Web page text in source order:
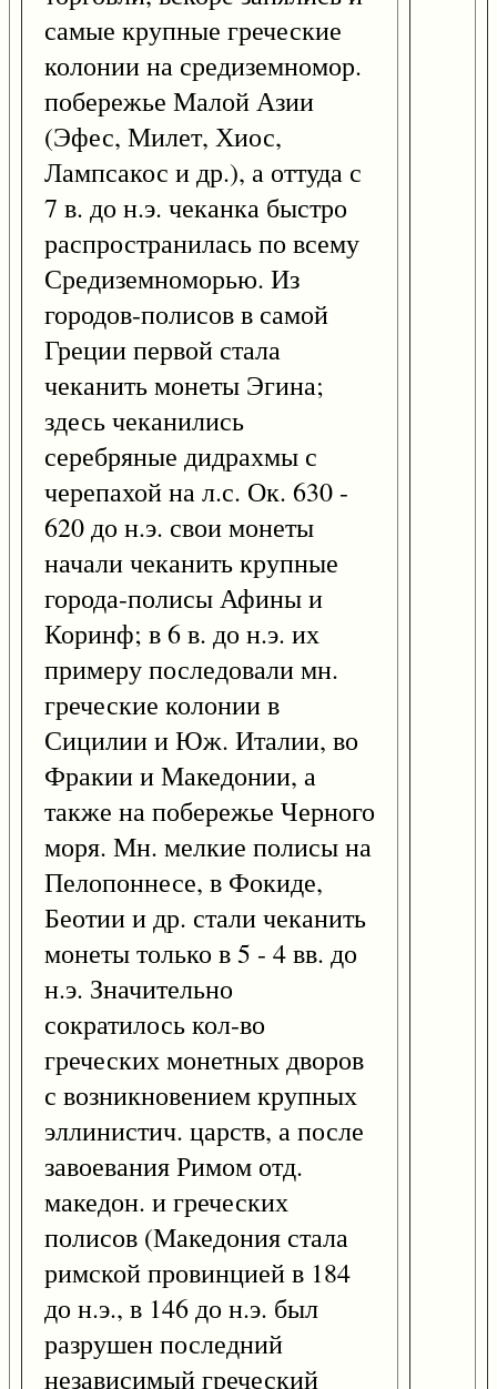
самые крупные греческие
колонии на средиземномор.
побережье Малой Азии
(Эфес, Милет, Хиос,
Лампсакос и др.), а оттуда с
7 в. до н.э. чеканка быстро
распространилась по всему
Средиземноморью. Из
городов-полисов в самой
Греции первой стала
чеканить монеты Эгина;
здесь чеканились
серебряные дидрахмы с
черепахой на л.с. Ок. 630 -
620 до н.э. свои монеты
начали чеканить крупные
города-полисы Афины и
Коринф; в 6 в. до н.э. их
примеру последовали мн.
греческие колонии в
Сицилии и Юж. Италии, во
Фракии и Македонии, а
также на побережье Черного
моря. Мн. мелкие полисы на
Пелопоннесе, в Фокиде,
Беотии и др. стали чеканить
монеты только в 5 - 4 вв. до
н.э. Значительно
сократилось кол-во
греческих монетных дворов
с возникновением крупных
эллинистич. царств, а после
завоевания Римом отд.
македон. и греческих
полисов (Македония стала
римской провинцией в 184
до н.э., в 146 до н.э. был
разрушен последний
независимый греческий